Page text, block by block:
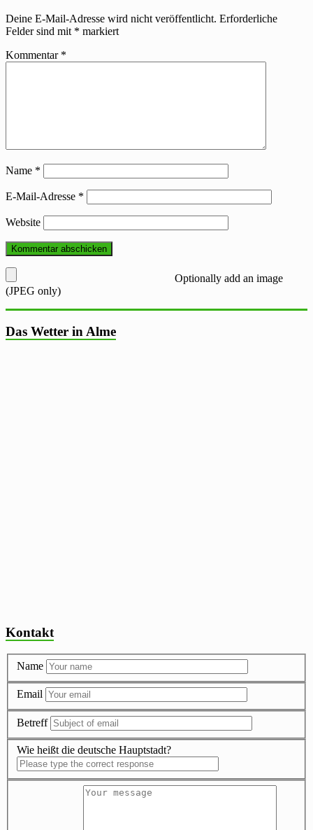
Deine E-Mail-Adresse wird nicht veröffentlicht. Erforderliche
Felder sind mit * markiert
Kommentar *
Name *
E-Mail-Adresse *
Website
Optionally add an image
(JPEG only)
Das Wetter in Alme
Kontakt
Name
Email
Betreff
Wie heißt die deutsche Hauptstadt?